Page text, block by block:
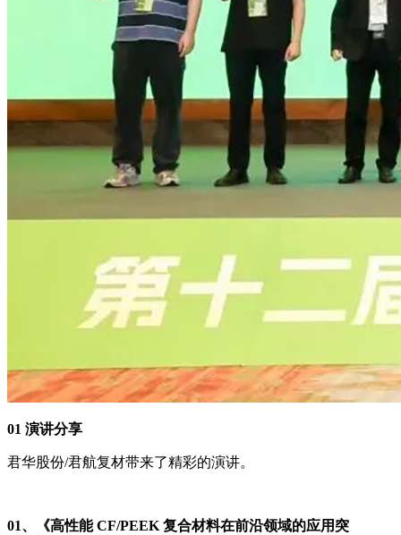
01 演讲分享
君华股份/君航复材带来了精彩的演讲。
01、
《高性能 CF/PEEK 复合材料在前沿领域的应用突